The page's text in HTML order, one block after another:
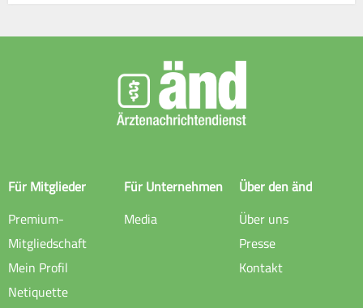
Für Mitglieder
Premium-
Mitgliedschaft
Mein Profil
Netiquette
Für Unternehmen
Media
Über den änd
Über uns
Presse
Kontakt